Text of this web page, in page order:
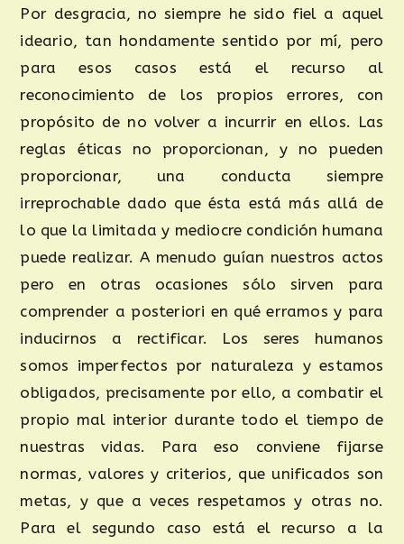
Por desgracia, no siempre he sido fiel a aquel
ideario, tan hondamente sentido por mí, pero
para esos casos está el recurso al
reconocimiento de los propios errores, con
propósito de no volver a incurrir en ellos. Las
reglas éticas no proporcionan, y no pueden
proporcionar, una conducta siempre
irreprochable dado que ésta está más allá de
lo que la limitada y mediocre condición humana
puede realizar. A menudo guían nuestros actos
pero en otras ocasiones sólo sirven para
comprender a posteriori en qué erramos y para
inducirnos a rectificar. Los seres humanos
somos imperfectos por naturaleza y estamos
obligados, precisamente por ello, a combatir el
propio mal interior durante todo el tiempo de
nuestras vidas. Para eso conviene fijarse
normas, valores y criterios, que unificados son
metas, y que a veces respetamos y otras no.
Para el segundo caso está el recurso a la